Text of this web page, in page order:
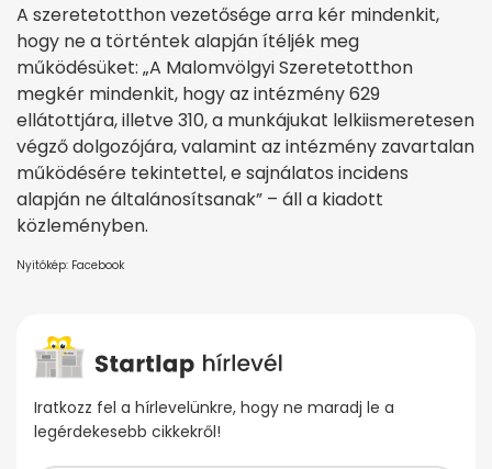
A szeretetotthon vezetősége arra kér mindenkit,
hogy ne a történtek alapján ítéljék meg
működésüket: „A Malomvölgyi Szeretetotthon
megkér mindenkit, hogy az intézmény 629
ellátottjára, illetve 310, a munkájukat lelkiismeretesen
végző dolgozójára, valamint az intézmény zavartalan
működésére tekintettel, e sajnálatos incidens
alapján ne általánosítsanak” – áll a kiadott
közleményben.
Nyitókép: Facebook
Iratkozz fel a hírlevelünkre, hogy ne maradj le a
legérdekesebb cikkekről!